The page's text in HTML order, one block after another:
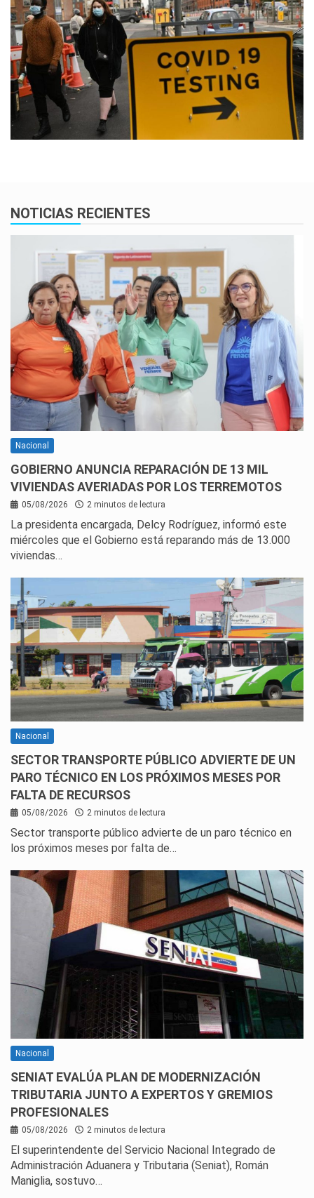
NOTICIAS RECIENTES
Nacional
GOBIERNO ANUNCIA REPARACIÓN DE 13 MIL
VIVIENDAS AVERIADAS POR LOS TERREMOTOS
05/08/2026 2 minutos de lectura
La presidenta encargada, Delcy Rodríguez, informó este
miércoles que el Gobierno está reparando más de 13.000
viviendas…
Nacional
SECTOR TRANSPORTE PÚBLICO ADVIERTE DE UN
PARO TÉCNICO EN LOS PRÓXIMOS MESES POR
FALTA DE RECURSOS
05/08/2026 2 minutos de lectura
Sector transporte público advierte de un paro técnico en
los próximos meses por falta de…
Nacional
SENIAT EVALÚA PLAN DE MODERNIZACIÓN
TRIBUTARIA JUNTO A EXPERTOS Y GREMIOS
PROFESIONALES
05/08/2026 2 minutos de lectura
El superintendente del Servicio Nacional Integrado de
Administración Aduanera y Tributaria (Seniat), Román
Maniglia, sostuvo…